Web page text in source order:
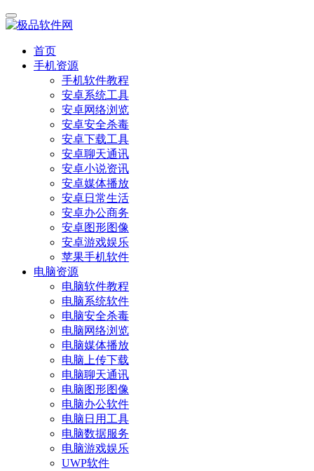
首页
手机资源
手机软件教程
安卓系统工具
安卓网络浏览
安卓安全杀毒
安卓下载工具
安卓聊天通讯
安卓小说资讯
安卓媒体播放
安卓日常生活
安卓办公商务
安卓图形图像
安卓游戏娱乐
苹果手机软件
电脑资源
电脑软件教程
电脑系统软件
电脑安全杀毒
电脑网络浏览
电脑媒体播放
电脑上传下载
电脑聊天通讯
电脑图形图像
电脑办公软件
电脑日用工具
电脑数据服务
电脑游戏娱乐
UWP软件